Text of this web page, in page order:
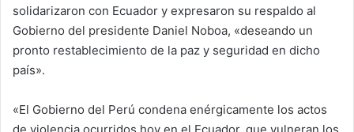
solidarizaron con Ecuador y expresaron su respaldo al
Gobierno del presidente Daniel Noboa, «deseando un
pronto restablecimiento de la paz y seguridad en dicho
país».
«El Gobierno del Perú condena enérgicamente los actos